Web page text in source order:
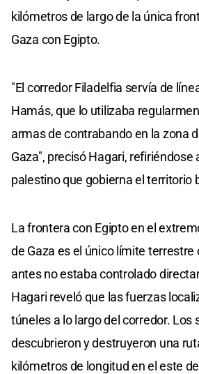
kilómetros de largo de la única
Gaza con Egipto.
"El corredor Filadelfia servía de
Hamás, que lo utilizaba
armas de contrabando en la zona
Gaza", precisó Hagari, refiriéndose
palestino que gobierna el territorio
La frontera con Egipto en el
de Gaza es el único límite terrestre
antes no estaba controlado
Hagari reveló que las fuerzas
túneles a lo largo del corredor. Los
descubrieron y destruyeron una
kilómetros de longitud en el este